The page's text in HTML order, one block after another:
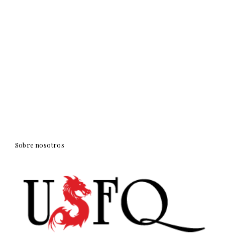
Sobre nosotros